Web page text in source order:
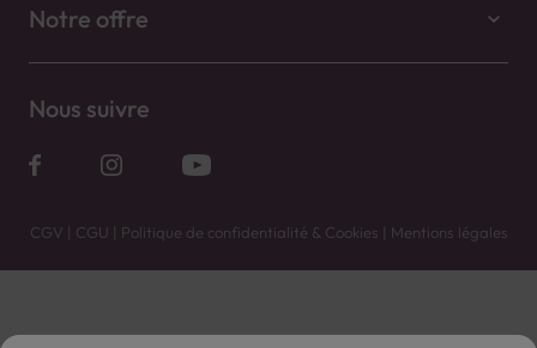
Notre offre
Nous suivre
CGV | CGU | Politique de confidentialité & Cookies | Mentions légales
Vente uniquement en caves. Contactez votre caviste pour plus de renseignements.